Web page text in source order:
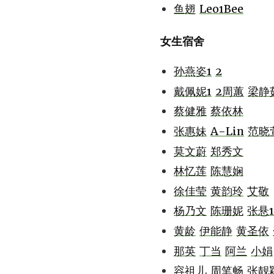
鱼翅 Leo1Bee
女生宿舍
孙燕姿1 2
戴佩妮1 2周蕙 梁静
蔡健雅 蔡依林
张惠妹 A-Lin 范晓
莫文蔚 郑秀文
林忆莲 陈慧娴
徐佳莹 黄韵玲 艾敬
杨乃文 陈珊妮 张悬1
黄龄 伊能静 黄圣依
那英 丁当 阿兰 小娟
容祖儿 周笔畅 张靓